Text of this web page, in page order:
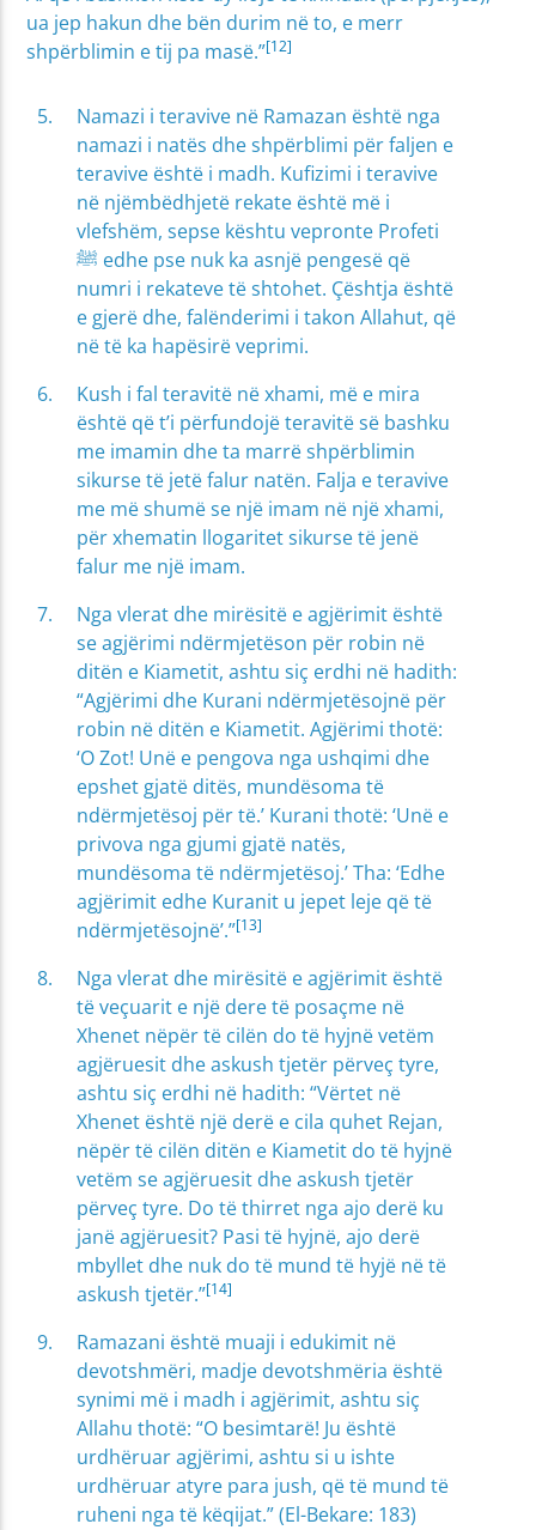
ua jep hakun dhe bën durim në to, e merr
shpërblimin e tij pa masë.”[12]
Namazi i teravive në Ramazan është nga
namazi i natës dhe shpërblimi për faljen e
teravive është i madh. Kufizimi i teravive
në njëmbëdhjetë rekate është më i
vlefshëm, sepse kështu vepronte Profeti
ﷺ edhe pse nuk ka asnjë pengesë që
numri i rekateve të shtohet. Çështja është
e gjerë dhe, falënderimi i takon Allahut, që
në të ka hapësirë veprimi.
Kush i fal teravitë në xhami, më e mira
është që t’i përfundojë teravitë së bashku
me imamin dhe ta marrë shpërblimin
sikurse të jetë falur natën. Falja e teravive
me më shumë se një imam në një xhami,
për xhematin llogaritet sikurse të jenë
falur me një imam.
Nga vlerat dhe mirësitë e agjërimit është
se agjërimi ndërmjetëson për robin në
ditën e Kiametit, ashtu siç erdhi në hadith:
“Agjërimi dhe Kurani ndërmjetësojnë për
robin në ditën e Kiametit. Agjërimi thotë:
‘O Zot! Unë e pengova nga ushqimi dhe
epshet gjatë ditës, mundësoma të
ndërmjetësoj për të.’ Kurani thotë: ‘Unë e
privova nga gjumi gjatë natës,
mundësoma të ndërmjetësoj.’ Tha: ‘Edhe
agjërimit edhe Kuranit u jepet leje që të
ndërmjetësojnë’.”[13]
Nga vlerat dhe mirësitë e agjërimit është
të veçuarit e një dere të posaçme në
Xhenet nëpër të cilën do të hyjnë vetëm
agjëruesit dhe askush tjetër përveç tyre,
ashtu siç erdhi në hadith: “Vërtet në
Xhenet është një derë e cila quhet Rejan,
nëpër të cilën ditën e Kiametit do të hyjnë
vetëm se agjëruesit dhe askush tjetër
përveç tyre. Do të thirret nga ajo derë ku
janë agjëruesit? Pasi të hyjnë, ajo derë
mbyllet dhe nuk do të mund të hyjë në të
askush tjetër.”[14]
Ramazani është muaji i edukimit në
devotshmëri, madje devotshmëria është
synimi më i madh i agjërimit, ashtu siç
Allahu thotë: “O besimtarë! Ju është
urdhëruar agjërimi, ashtu si u ishte
urdhëruar atyre para jush, që të mund të
ruheni nga të këqijat.” (El-Bekare: 183)